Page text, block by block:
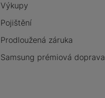
Výkupy
Pojištění
Prodloužená záruka
Samsung prémiová doprava